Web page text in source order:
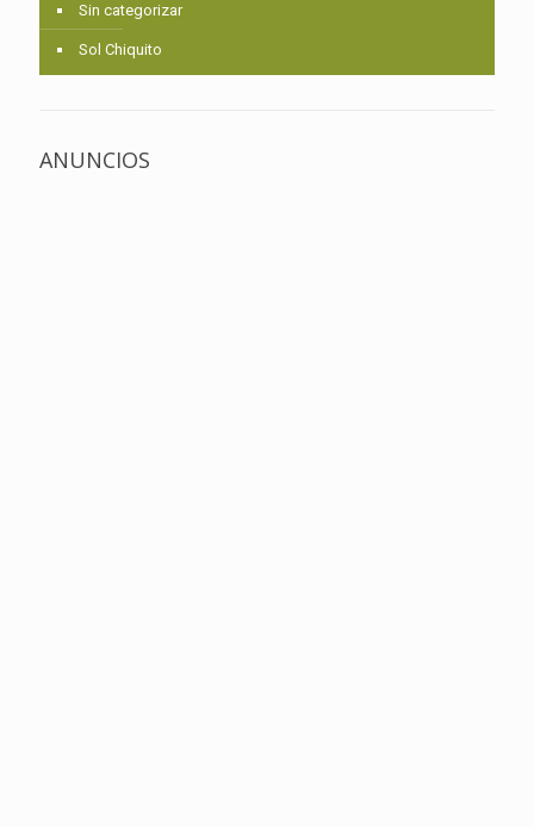
Sin categorizar
Sol Chiquito
ANUNCIOS